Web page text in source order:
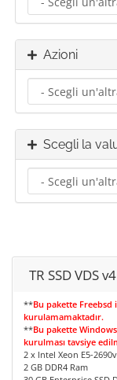
Azioni
Scegli la
TR SSD VDS
**Bu pakette Freebsd
kurulamamaktadır.
**Bu pakette
kurulması tavsiye
2 x Intel Xeon E5-
2 GB DDR4 Ram